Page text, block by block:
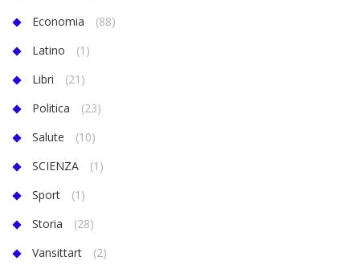
Economia
(88)
Latino
(1)
Libri
(21)
Politica
(23)
Salute
(10)
SCIENZA
(1)
Sport
(1)
Storia
(28)
Vansittart
(2)